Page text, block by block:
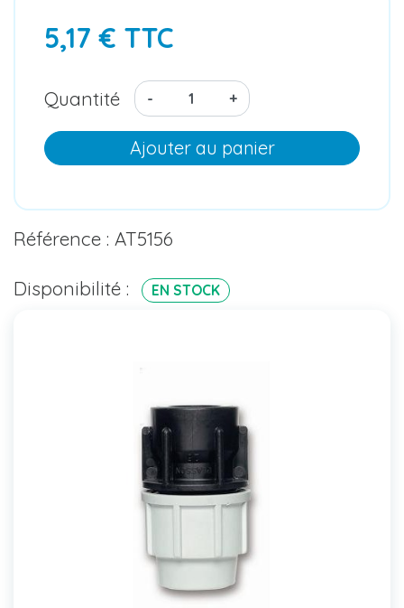
5,17 € TTC
Quantité - +
Ajouter au panier
Référence : AT5156
Disponibilité : EN STOCK